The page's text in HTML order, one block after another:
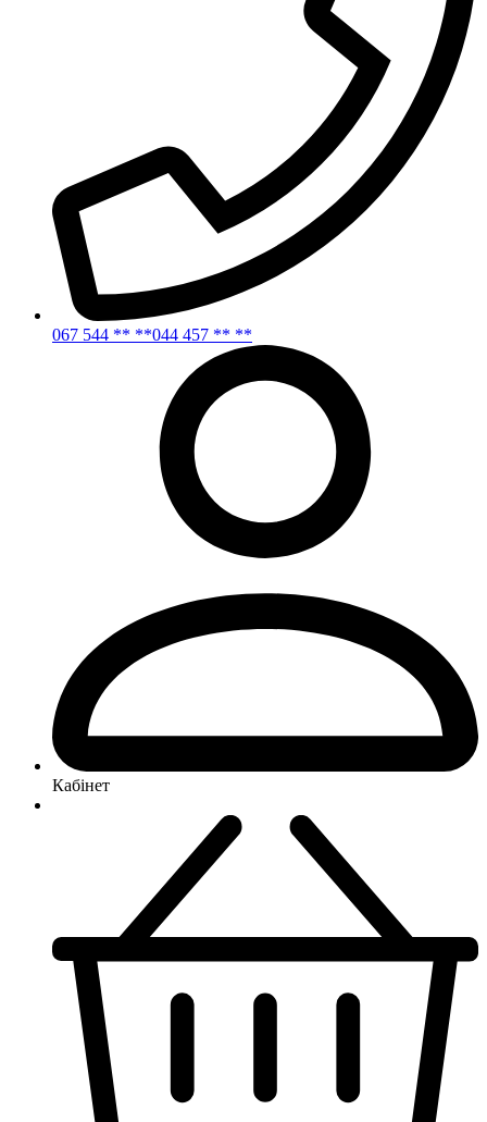
067 544 ** **044 457 ** **
Кабінет